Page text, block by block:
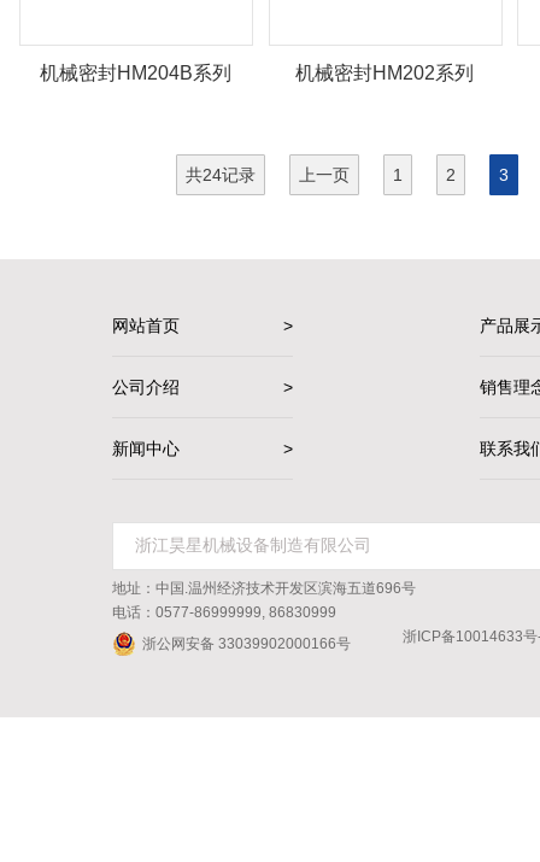
机械密封HM204B系列 机械密封HM202系列
共24记录 上一页 1 2 3
网站首页 >
公司介绍 >
新闻中心 >
产品展
销售理
联系我
地址：中国.温州经济技术开发区滨海五道696号
电话：0577-86999999, 86830999
浙ICP备10014633
浙公网安备 33039902000166号